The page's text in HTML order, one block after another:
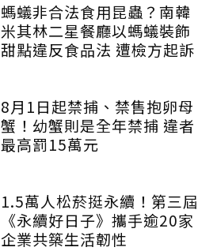
螞蟻非合法食用昆蟲？南韓
米其林二星餐廳以螞蟻裝飾
甜點違反食品法 遭檢方起訴
8月1日起禁捕、禁售抱卵母
蟹！幼蟹則是全年禁捕 違者
最高罰15萬元
1.5萬人松菸挺永續！第三屆
《永續好日子》攜手逾20家
企業共築生活韌性